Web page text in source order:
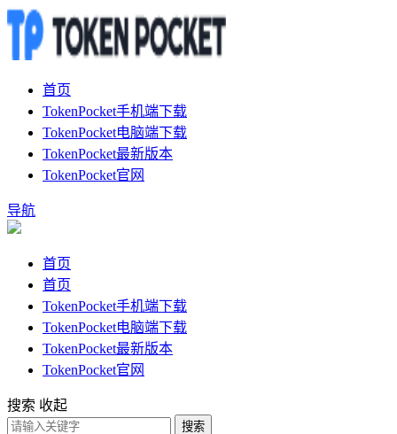
首页
TokenPocket手机端下载
TokenPocket电脑端下载
TokenPocket最新版本
TokenPocket官网
导航
首页
首页
TokenPocket手机端下载
TokenPocket电脑端下载
TokenPocket最新版本
TokenPocket官网
搜索 收起
搜索